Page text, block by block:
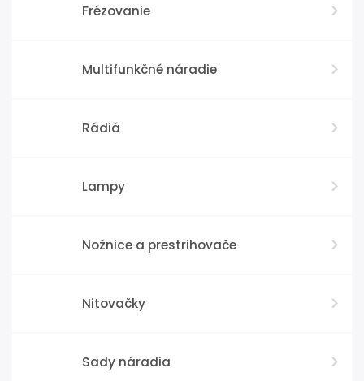
Frézovanie
Multifunkčné náradie
Rádiá
Lampy
Nožnice a prestrihovače
Nitovačky
Sady náradia